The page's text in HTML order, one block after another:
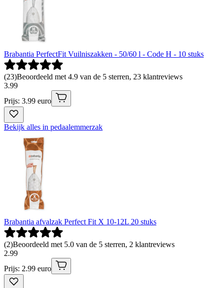
Brabantia PerfectFit Vuilniszakken - 50/60 l - Code H - 10 stuks
(23)Beoordeeld met 4.9 van de 5 sterren, 23 klantreviews
3.99
Prijs: 3.99 euro
Bekijk alles in pedaalemmerzak
Brabantia afvalzak Perfect Fit X 10-12L 20 stuks
(2)Beoordeeld met 5.0 van de 5 sterren, 2 klantreviews
2.99
Prijs: 2.99 euro